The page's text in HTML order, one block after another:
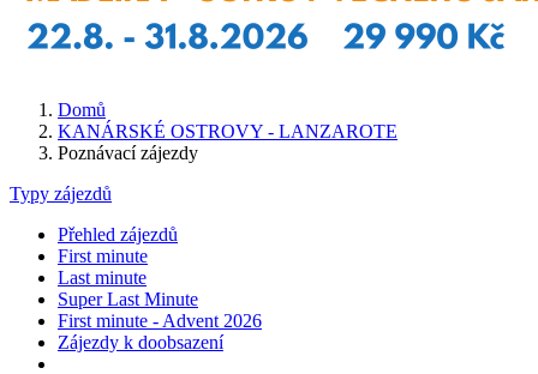
Domů
KANÁRSKÉ OSTROVY - LANZAROTE
Poznávací zájezdy
Typy zájezdů
Přehled zájezdů
First minute
Last minute
Super Last Minute
First minute - Advent 2026
Zájezdy k doobsazení